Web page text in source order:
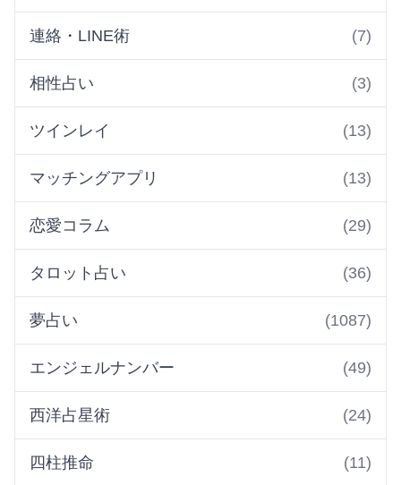
連絡・LINE術 (7)
相性占い (3)
ツインレイ (13)
マッチングアプリ (13)
恋愛コラム (29)
タロット占い (36)
夢占い (1087)
エンジェルナンバー (49)
西洋占星術 (24)
四柱推命 (11)